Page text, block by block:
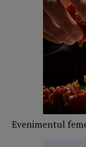
Evenimentul